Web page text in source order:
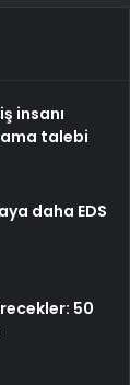
insanı
talebi
daha EDS
50